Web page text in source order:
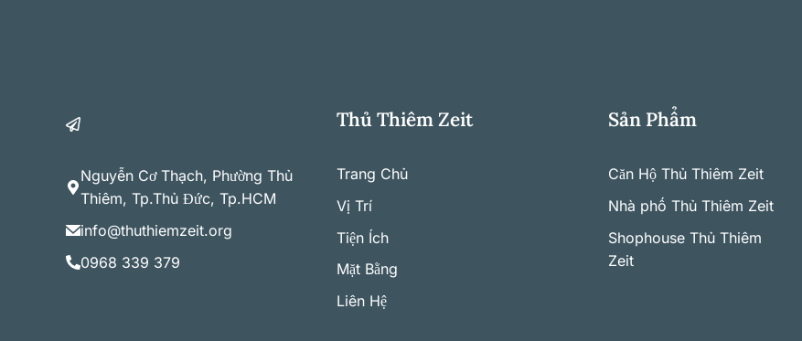
Nguyễn Cơ Thạch, Phường Thủ
Thiêm, Tp.Thủ Đức, Tp.HCM
info@thuthiemzeit.org
0968 339 379
Thủ Thiêm Zeit
Trang Chủ
Vị Trí
Tiện Ích
Mặt Bằng
Liên Hệ
Sản Phẩm
Căn Hộ Thủ Thiêm Zeit
Nhà phố Thủ Thiêm Zeit
Shophouse Thủ Thiêm
Zeit